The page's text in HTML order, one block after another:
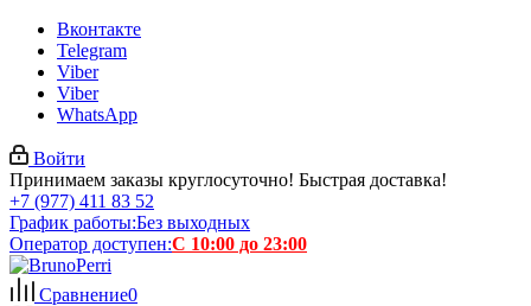
Вконтакте
Telegram
Viber
Viber
WhatsApp
Войти
Принимаем заказы круглосуточно! Быстрая доставка!
+7 (977) 411 83 52
График работы:Без выходных
Оператор доступен:С 10:00 до 23:00
Сравнение0